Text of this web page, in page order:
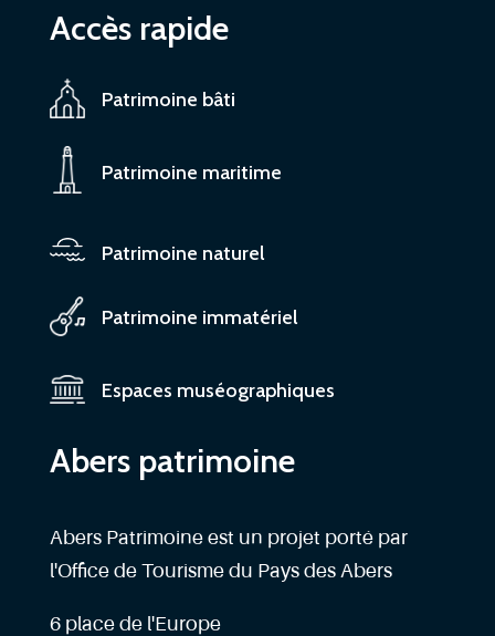
Accès rapide
Patrimoine bâti
Patrimoine maritime
Patrimoine naturel
Patrimoine immatériel
Espaces muséographiques
Abers patrimoine
Abers Patrimoine est un projet porté par
l'Office de Tourisme du Pays des Abers
6 place de l'Europe